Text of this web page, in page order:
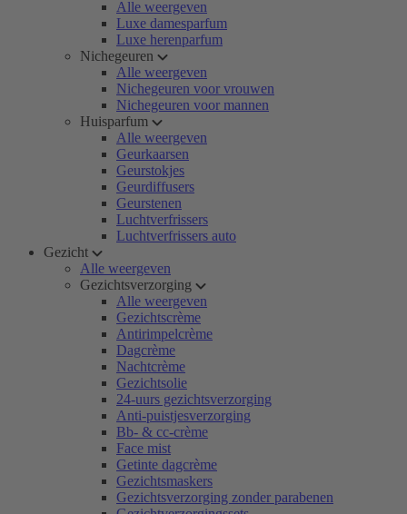
Alle weergeven
Luxe damesparfum
Luxe herenparfum
Nichegeuren
Alle weergeven
Nichegeuren voor vrouwen
Nichegeuren voor mannen
Huisparfum
Alle weergeven
Geurkaarsen
Geurstokjes
Geurdiffusers
Geurstenen
Luchtverfrissers
Luchtverfrissers auto
Gezicht
Alle weergeven
Gezichtsverzorging
Alle weergeven
Gezichtscrème
Antirimpelcrème
Dagcrème
Nachtcrème
Gezichtsolie
24-uurs gezichtsverzorging
Anti-puistjesverzorging
Bb- & cc-crème
Face mist
Getinte dagcrème
Gezichtsmaskers
Gezichtsverzorging zonder parabenen